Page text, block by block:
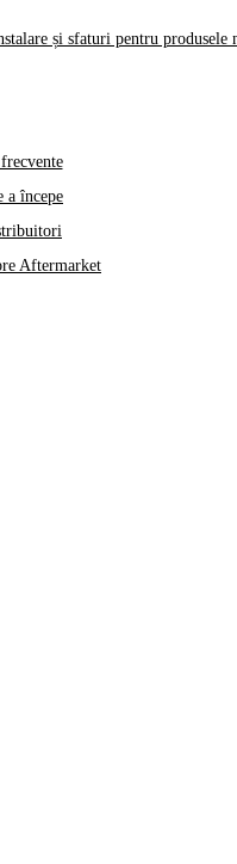
și sfaturi pentru produsele
a începe
Aftermarket